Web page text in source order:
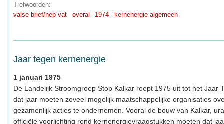
Trefwoorden:
valse brief/nep vat
overal 1974 kernenergie algemeen
Jaar tegen kernenergie
1 januari 1975
De Landelijk Stroomgroep Stop Kalkar roept 1975 uit tot het Jaar
dat jaar moeten zoveel mogelijk maatschappelijke organisaties
gezamenlijk acties te ondernemen. Vooral de bouw van Kalkar,
officiële voorlichting rond kernenergievraagstukken moeten dat